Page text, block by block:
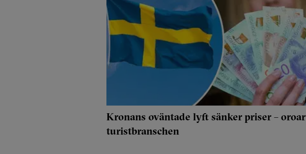
Kronans oväntade lyft sänker priser – oroar
turistbranschen